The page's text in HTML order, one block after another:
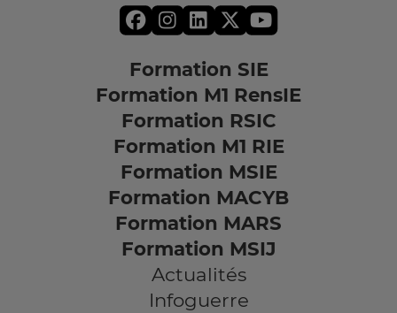
Formation SIE
Formation M1 RensIE
Formation RSIC
Formation M1 RIE
Formation MSIE
Formation MACYB
Formation MARS
Formation MSIJ
Actualités
Infoguerre